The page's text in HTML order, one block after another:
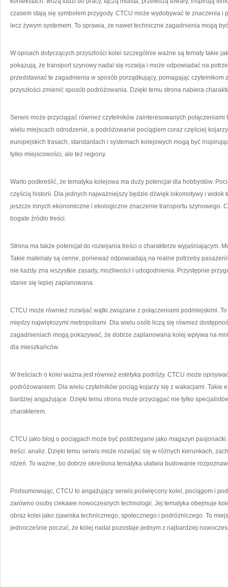
czasem stają się symbolem przygody. CTCU może wydobywać te znaczenia i
lecz żywym systemem. To sprawia, że nawet techniczne zagadnienia mogą
W opisach dotyczących przyszłości kolei szczególnie ważne są tematy takie
pokazują, że transport szynowy nadal się rozwija i może odpowiadać na
przedstawiać te zagadnienia w sposób porządkujący, pomagając czytelnikom
przyszłości zmienić sposób podróżowania. Dzięki temu strona nabiera
Serwis może przyciągać również czytelników zainteresowanych
wielu miejscach odrodzenie, a podróżowanie pociągiem coraz częściej
europejskich trasach, standardach i systemach kolejowych mogą być
tylko miejscowości, ale też regiony.
Warto podkreślić, że tematyka kolejowa ma duży potencjał dla hobbystów.
częścią historii. Dla jednych najważniejszy będzie dźwięk lokomotywy i widok
jeszcze innych ekonomiczne i ekologiczne znaczenie transportu szynowego.
bogate źródło treści.
Strona ma także potencjał do rozwijania treści o charakterze wyjaśniającym.
Takie materiały są cenne, ponieważ odpowiadają na realne potrzeby
nie każdy zna wszystkie zasady, możliwości i udogodnienia. Przystępnie
stanie się lepiej zaplanowana.
CTCU może również rozwijać wątki związane z połączeniami podmiejskimi.
między największymi metropoliami. Dla wielu osób liczą się również
zagadnieniach mogą pokazywać, że dobrze zaplanowana kolej wpływa na
dla mieszkańców.
W treściach o kolei ważna jest również estetyka podróży. CTCU może
podróżowaniem. Dla wielu czytelników pociąg kojarzy się z wakacjami. Takie
bardziej angażujące. Dzięki temu strona może przyciągać nie tylko
charakterem.
CTCU jako blog o pociągach może być postrzegane jako magazyn
treści: analiz. Dzięki temu serwis może rozwijać się w różnych kierunkach,
rdzeń. To ważne, bo dobrze określona tematyka ułatwia budowanie
Podsumowując, CTCU to angażujący serwis poświęcony kolei, pociągom i
zarówno osoby ciekawe nowoczesnych technologii. Jej tematyka obejmuje
obraz kolei jako zjawiska technicznego, społecznego i podróżniczego. To
jednocześnie poczuć, że kolej nadal pozostaje jednym z najbardziej